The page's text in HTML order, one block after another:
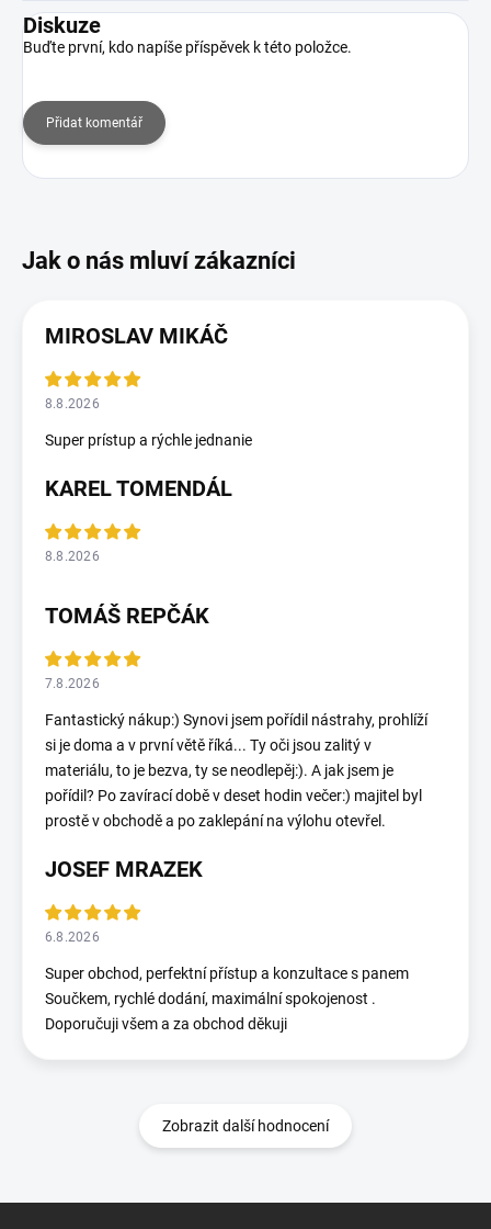
Diskuze
Buďte první, kdo napíše příspěvek k této položce.
Přidat komentář
MIROSLAV MIKÁČ
8.8.2026
Super prístup a rýchle jednanie
KAREL TOMENDÁL
8.8.2026
TOMÁŠ REPČÁK
7.8.2026
Fantastický nákup:) Synovi jsem pořídil nástrahy, prohlíží
si je doma a v první větě říká... Ty oči jsou zalitý v
materiálu, to je bezva, ty se neodlepěj:). A jak jsem je
pořídil? Po zavírací době v deset hodin večer:) majitel byl
prostě v obchodě a po zaklepání na výlohu otevřel.
JOSEF MRAZEK
6.8.2026
Super obchod, perfektní přístup a konzultace s panem
Součkem, rychlé dodání, maximální spokojenost .
Doporučuji všem a za obchod děkuji
Zobrazit další hodnocení